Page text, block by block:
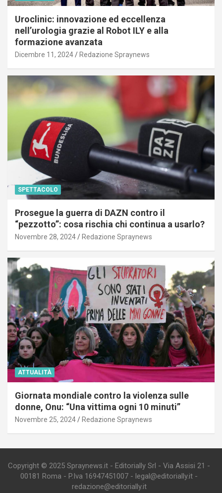
Uroclinic: innovazione ed eccellenza
nell’urologia grazie al Robot ILY e alla
formazione avanzata
Dicembre 11, 2024 Redazione Spraynews
SPETTACOLO
Prosegue la guerra di DAZN contro il
“pezzotto”: cosa rischia chi continua a usarlo?
Novembre 28, 2024 Redazione Spraynews
ATTUALITÀ
Giornata mondiale contro la violenza sulle
donne, Onu: “Una vittima ogni 10 minuti”
Novembre 25, 2024 Redazione Spraynews
Copyright © 2025 Spraynews.it - Editorially Srl - Via Assisi 21 -
00181 Roma - P.Iva 16947451007 - legal@editorially.it -
redazione@editorially.it